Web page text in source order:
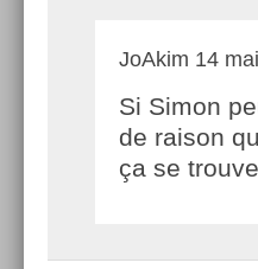
JoAkim 14
Si Simon
de raison
ça se